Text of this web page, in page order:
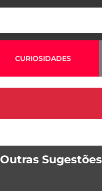
CURIOSIDADES
Outras Sugestões